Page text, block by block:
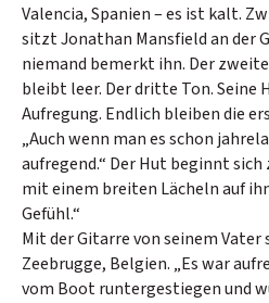
Valencia, Spanien – es ist kalt.
sitzt Jonathan Mansfield an der
niemand bemerkt ihn. Der
bleibt leer. Der dritte Ton. Seine
Aufregung. Endlich bleiben die
„Auch wenn man es schon
aufregend.“ Der Hut beginnt
mit einem breiten Lächeln auf
Gefühl.“
Mit der Gitarre von seinem
Zeebrugge, Belgien. „Es war
vom Boot runtergestiegen und